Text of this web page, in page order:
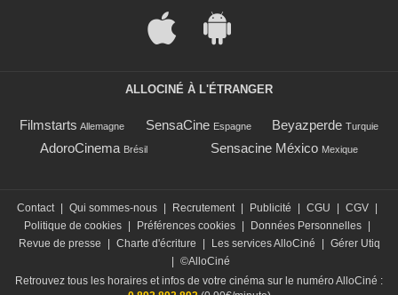
ALLOCINÉ À L'ÉTRANGER
Filmstarts Allemagne SensaCine Espagne Beyazperde Turquie
AdoroCinema Brésil Sensacine México Mexique
Contact Qui sommes-nous Recrutement Publicité CGU CGV
Politique de cookies
Préférences cookies Données Personnelles
Revue de presse
Charte d'écriture Les services AlloCiné
Gérer Utiq
©AlloCiné
Retrouvez tous les horaires et infos de votre cinéma sur le numéro AlloCiné :